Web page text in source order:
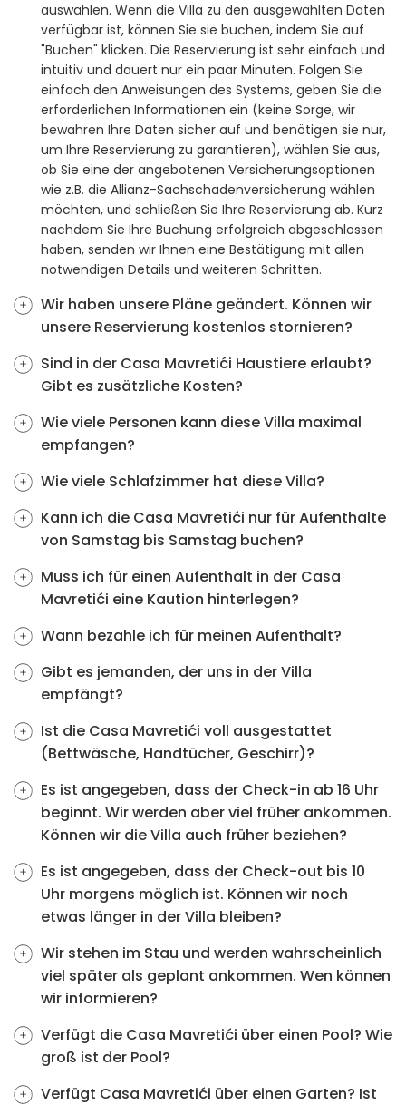
auswählen. Wenn die Villa zu den ausgewählten Daten
verfügbar ist, können Sie sie buchen, indem Sie auf
"Buchen" klicken. Die Reservierung ist sehr einfach und
intuitiv und dauert nur ein paar Minuten. Folgen Sie
einfach den Anweisungen des Systems, geben Sie die
erforderlichen Informationen ein (keine Sorge, wir
bewahren Ihre Daten sicher auf und benötigen sie nur,
um Ihre Reservierung zu garantieren), wählen Sie aus,
ob Sie eine der angebotenen Versicherungsoptionen
wie z.B. die Allianz-Sachschadenversicherung wählen
möchten, und schließen Sie Ihre Reservierung ab. Kurz
nachdem Sie Ihre Buchung erfolgreich abgeschlossen
haben, senden wir Ihnen eine Bestätigung mit allen
notwendigen Details und weiteren Schritten.
Wir haben unsere Pläne geändert. Können wir
unsere Reservierung kostenlos stornieren?
Sind in der Casa Mavretići Haustiere erlaubt?
Gibt es zusätzliche Kosten?
Wie viele Personen kann diese Villa maximal
empfangen?
Wie viele Schlafzimmer hat diese Villa?
Kann ich die Casa Mavretići nur für Aufenthalte
von Samstag bis Samstag buchen?
Muss ich für einen Aufenthalt in der Casa
Mavretići eine Kaution hinterlegen?
Wann bezahle ich für meinen Aufenthalt?
Gibt es jemanden, der uns in der Villa
empfängt?
Ist die Casa Mavretići voll ausgestattet
(Bettwäsche, Handtücher, Geschirr)?
Es ist angegeben, dass der Check-in ab 16 Uhr
beginnt. Wir werden aber viel früher ankommen.
Können wir die Villa auch früher beziehen?
Es ist angegeben, dass der Check-out bis 10
Uhr morgens möglich ist. Können wir noch
etwas länger in der Villa bleiben?
Wir stehen im Stau und werden wahrscheinlich
viel später als geplant ankommen. Wen können
wir informieren?
Verfügt die Casa Mavretići über einen Pool? Wie
groß ist der Pool?
Verfügt Casa Mavretići über einen Garten? Ist